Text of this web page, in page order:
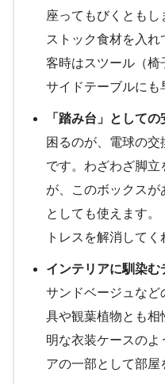
座ってもびくとも
ストック食材を入
客時はスツール（椅
サイドテーブルにも
「踏み台」としての
困るのが、電球の
です。わざわざ脚
が、このボックスが
としても使えます
トレスを解消してく
インテリアに馴染む
サンドベージュなど
具や観葉植物とも相
明な衣装ケースのよ
アの一部として部屋